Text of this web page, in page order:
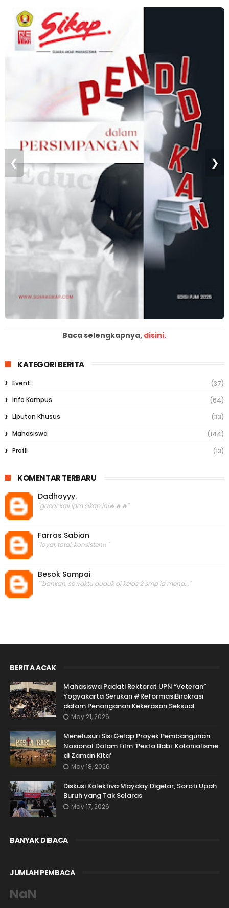
❮ ❯
Baca selengkapnya, disini.
KATEGORI BERITA
Event
(37)
Info Kampus
(64)
Liputan Khusus
(33)
Mahasiswa
(144)
Profil
(13)
KOMENTAR TERBARU
Dadhoyyy.
"gacor kali lpm sikap ini🔥🔥🔥"
Farras Sabian
"loyal, total, konsisten!! "
Besok Sampai
""bahkan, sewaktu duduk di kelas 2 smp ia mend..."
BERITA ACAK
Mahasiswa Padati Rektorat UPN “Veteran”
Yogyakarta Serukan #ReformasiBirokrasi
dalam Penanganan Kekerasan Seksual
May 21, 2026
Menelusuri Sisi Gelap Proyek Pembangunan
Nasional Dalam Film ‘Pesta Babi: Kolonialisme
di Zaman Kita’
May 18, 2026
Diskusi Kolektiva Mayday Digelar, Soroti Upah
Buruh yang Tak Selaras
May 17, 2026
BANYAK DIBACA
JUMLAH PEMBACA
NaN